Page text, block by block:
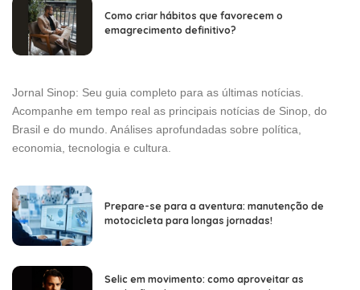
Como criar hábitos que favorecem o
emagrecimento definitivo?
Jornal Sinop: Seu guia completo para as últimas notícias.
Acompanhe em tempo real as principais notícias de Sinop, do
Brasil e do mundo. Análises aprofundadas sobre política,
economia, tecnologia e cultura.
Prepare-se para a aventura: manutenção de
motocicleta para longas jornadas!
Selic em movimento: como aproveitar as